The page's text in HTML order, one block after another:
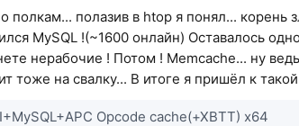
полкам... полазив в htop я понял... корень
MySQL !(~1600 онлайн) Оставалось
нерабочие ! Потом ! Memcache... ну
тоже на свалку... В итоге я пришёл к
Opcode cache(+XBTT) x64